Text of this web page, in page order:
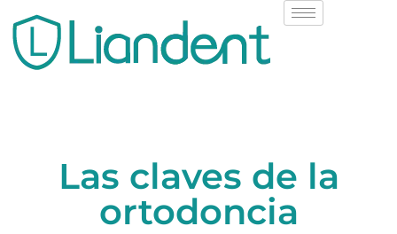
Las claves de la
ortodoncia